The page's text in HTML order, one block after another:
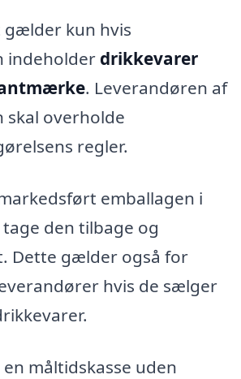
gælder kun hvis
indeholder drikkevarer
. Leverandøren af
skal overholde
regler.
emballagen i
den tilbage og
Dette gælder også for
hvis de sælger
måltidskasse uden